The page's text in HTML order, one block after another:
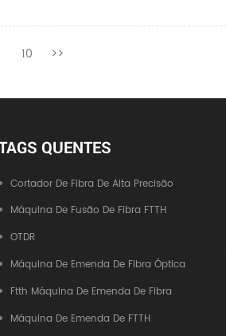
10 >>
QUENTES
Cortador De Fibra De Alta Precisão
Máquina De Fusão De Fibra FTTH
OTDR
Máquina De Emenda De Fibra Óptica
Ftth Máquina De Emenda De Fibra
Máquina De Emenda De FTTH